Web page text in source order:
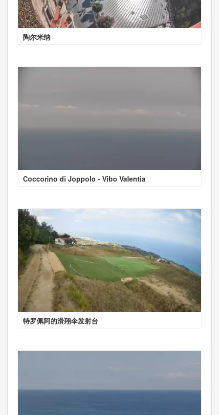
陶尔米纳
Coccorino di Joppolo - Vibo Valentia
特罗佩阿的滑翔伞发射台